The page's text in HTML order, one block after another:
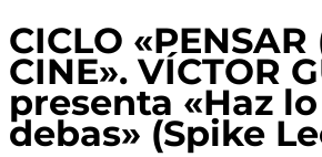
CICLO «PENSAR
CINE». VÍCTOR
presenta «Haz
debas» (Spike